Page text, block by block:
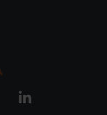
YouTube